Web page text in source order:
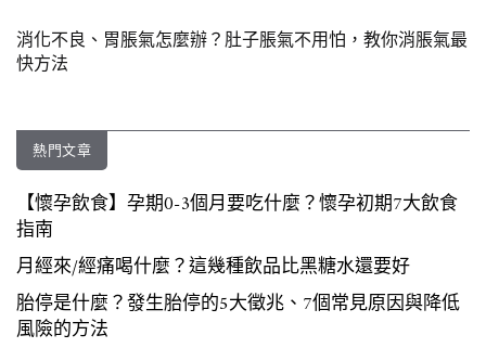
消化不良、胃脹氣怎麼辦？肚子脹氣不用怕，教你消脹氣最
快方法
熱門文章
【懷孕飲食】孕期0-3個月要吃什麼？懷孕初期7大飲食
指南
月經來/經痛喝什麼？這幾種飲品比黑糖水還要好
胎停是什麼？發生胎停的5大徵兆、7個常見原因與降低
風險的方法